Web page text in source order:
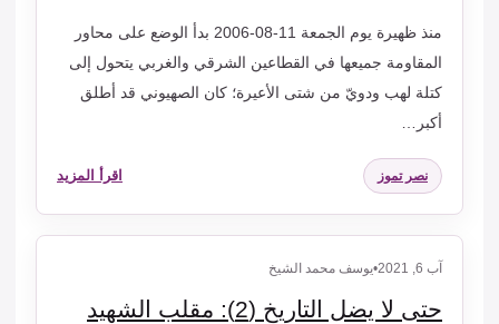
منذ ظهيرة يوم الجمعة 11-08-2006 بدأ الوضع على محاور
المقاومة جميعها في القطاعين الشرقي والغربي يتحول إلى
كتلة لهب ودويّ من شتى الأعيرة؛ كان الصهيوني قد أطلق
أكبر…
نصر تموز اقرأ المزيد
آب 6, 2021 •يوسف محمد الشيخ
حتى لا يضل التاريخ (2): مقلب الشهيد